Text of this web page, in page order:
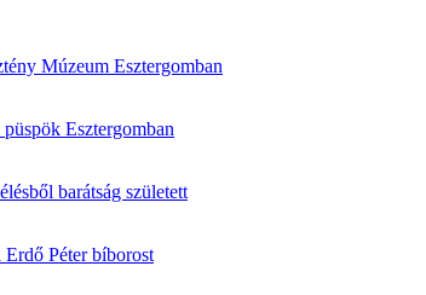
Múzeum Esztergomban
Esztergomban
barátság született
Péter bíborost